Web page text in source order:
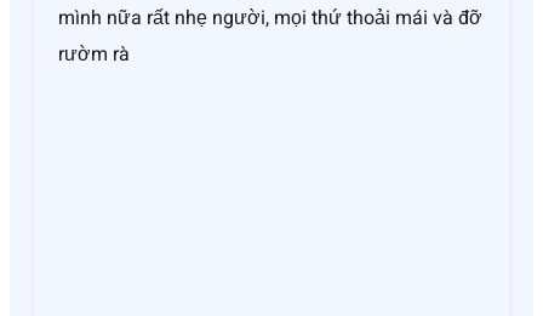
mình nữa rất nhẹ người, mọi thứ thoải mái và đỡ
rườm rà